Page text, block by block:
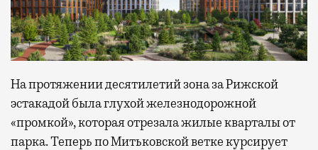
На протяжении десятилетий зона за Рижской
эстакадой была глухой железнодорожной
«промкой», которая отрезала жилые кварталы от
парка. Теперь по Митьковской ветке курсирует